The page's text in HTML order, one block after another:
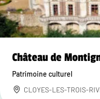
Château de
Patrimoine culturel
CLOYES-LES-TROIS-